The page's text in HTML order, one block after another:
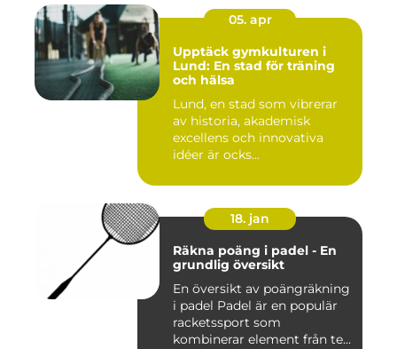
05. apr
Upptäck gymkulturen i
Lund: En stad för träning
och hälsa
Lund, en stad som vibrerar
av historia, akademisk
excellens och innovativa
idéer är ocks...
18. jan
Räkna poäng i padel - En
grundlig översikt
En översikt av poängräkning
i padel Padel är en populär
racketssport som
kombinerar element från te...